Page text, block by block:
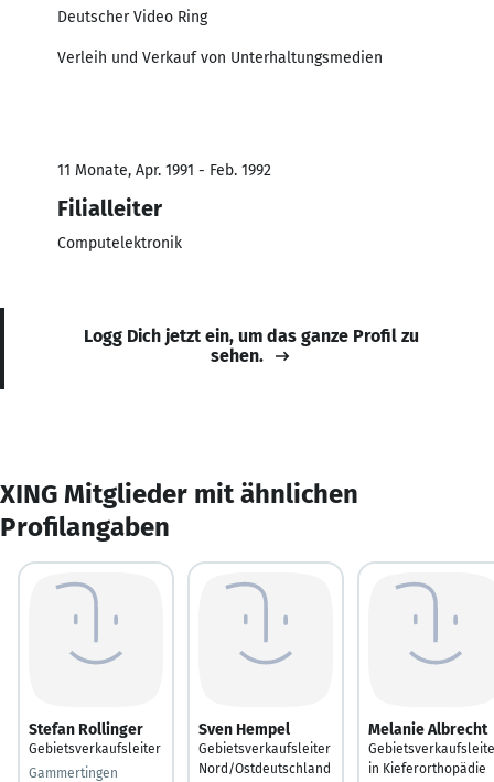
Deutscher Video Ring
Verleih und Verkauf von Unterhaltungsmedien
11 Monate, Apr. 1991 - Feb. 1992
Filialleiter
Computelektronik
Logg Dich jetzt ein, um das ganze Profil zu
sehen.
XING Mitglieder mit ähnlichen
Profilangaben
Stefan Rollinger
Gebietsverkaufsleiter
Gammertingen
Sven Hempel
Gebietsverkaufsleiter
Nord/Ostdeutschland
Melanie Albrecht
in Kieferorthopädie